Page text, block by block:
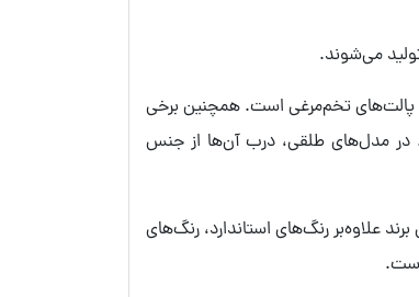
پالت‌های تخم‌مرغی است. همچنین برخی
در مدل‌های طلقی، درب آن‌ها از جنس
قوطی 25 میلی‌لیتری وجود دارد. محصولات این برند علاوه‌بر رنگ‌های استاندارد، رنگ‌های